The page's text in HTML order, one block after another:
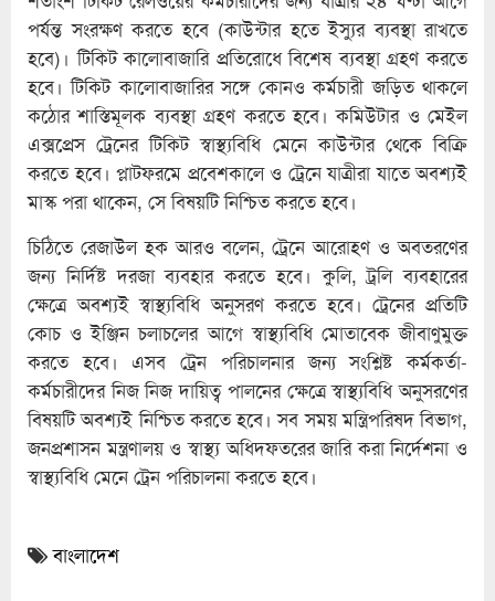
পর্যন্ত সংরক্ষণ করতে হবে (কাউন্টার হতে ইস্যুর ব্যবস্থা রাখতে
হবে)। টিকিট কালোবাজারি প্রতিরোধে বিশেষ ব্যবস্থা গ্রহণ করতে
হবে। টিকিট কালোবাজারির সঙ্গে কোনও কর্মচারী জড়িত থাকলে
কঠোর শাস্তিমূলক ব্যবস্থা গ্রহণ করতে হবে। কমিউটার ও মেইল
এক্সপ্রেস ট্রেনের টিকিট স্বাস্থ্যবিধি মেনে কাউন্টার থেকে বিক্রি
করতে হবে। প্লাটফরমে প্রবেশকালে ও ট্রেনে যাত্রীরা যাতে অবশ্যই
মাস্ক পরা থাকেন, সে বিষয়টি নিশ্চিত করতে হবে।
চিঠিতে রেজাউল হক আরও বলেন, ট্রেনে আরোহণ ও অবতরণের
জন্য নির্দিষ্ট দরজা ব্যবহার করতে হবে। কুলি, ট্রলি ব্যবহারের
ক্ষেত্রে অবশ্যই স্বাস্থ্যবিধি অনুসরণ করতে হবে। ট্রেনের প্রতিটি
কোচ ও ইঞ্জিন চলাচলের আগে স্বাস্থ্যবিধি মোতাবেক জীবাণুমুক্ত
করতে হবে। এসব ট্রেন পরিচালনার জন্য সংশ্লিষ্ট কর্মকর্তা-
কর্মচারীদের নিজ নিজ দায়িত্ব পালনের ক্ষেত্রে স্বাস্থ্যবিধি অনুসরণের
বিষয়টি অবশ্যই নিশ্চিত করতে হবে। সব সময় মন্ত্রিপরিষদ বিভাগ,
জনপ্রশাসন মন্ত্রণালয় ও স্বাস্থ্য অধিদফতরের জারি করা নির্দেশনা ও
স্বাস্থ্যবিধি মেনে ট্রেন পরিচালনা করতে হবে।
বাংলাদেশ